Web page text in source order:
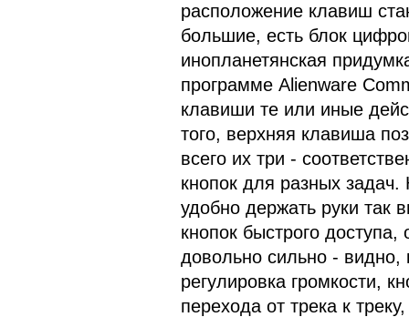
расположение клавиш
большие, есть блок
инопланетянская
программе Alienware
клавиши те или иные
того, верхняя клавиша
всего их три -
кнопок для разных
удобно держать руки так
кнопок быстрого
довольно сильно - видно,
регулировка громкости,
перехода от трека к